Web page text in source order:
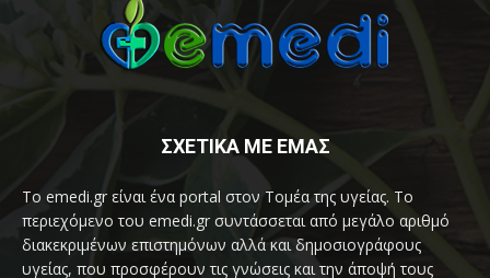
ΣΧΕΤΙΚΑ ΜΕ ΕΜΑΣ
Το emedi.gr είναι ένα portal στον Τομέα της υγείας. Το
περιεχόμενο του emedi.gr συντάσσεται από μεγάλο αριθμό
διακεκριμένων επιστημόνων αλλά και δημοσιογράφους
υγείας, που προσφέρουν τις γνώσεις και την άποψή τους